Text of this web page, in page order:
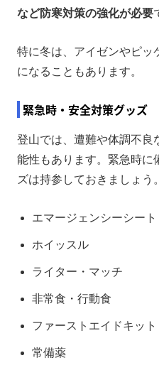
など防寒対策の強化が必要
特に冬は、アイゼンやピッ
になることもあります。
緊急時・安全対策グッズ
登山では、遭難や体調不良
能性もあります。緊急時に
ズは持参しておきましょう。
エマージェンシーシート
ホイッスル
ライター・マッチ
非常食・行動食
ファーストエイドキット
常備薬